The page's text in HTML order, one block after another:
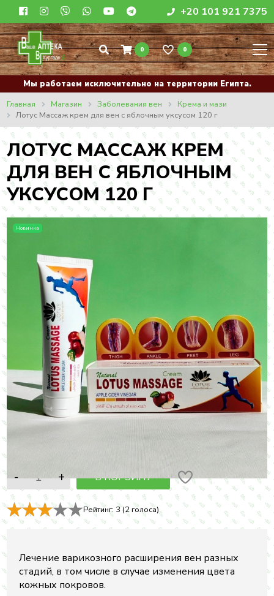
+20 101 921 7375
0 0
Мы работаем исключительно на территории Египта.
Главная
Магазин Заболевания вен
Крема и мази
Лотус Массаж крем для вен с яблочным уксусом 120 г
ЛОТУС МАССАЖ КРЕМ
ДЛЯ ВЕН С ЯБЛОЧНЫМ
УКСУСОМ 120 Г
Новинка
Цена:
В КОРЗИНУ
Рейтинг: 3(2голоса)
Лечение варикозного расширения вен разных
стадий, в том числе в случае изменения цвета
кожных покровов.